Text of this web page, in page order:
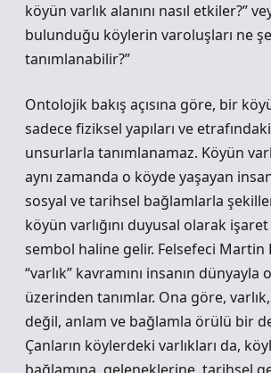
köyün varlık alanını nasıl etkiler?”
bulunduğu köylerin varoluşları ne
tanımlanabilir?”
Ontolojik bakış açısına göre, bir
sadece fiziksel yapıları ve
unsurlarla tanımlanamaz. Köyün
aynı zamanda o köyde yaşayan
sosyal ve tarihsel bağlamlarla
köyün varlığını duyusal olarak
sembol haline gelir. Felsefeci Martin
“varlık” kavramını insanın dünyayla
üzerinden tanımlar. Ona göre,
değil, anlam ve bağlamla örülü bir
Çanların köylerdeki varlıkları da,